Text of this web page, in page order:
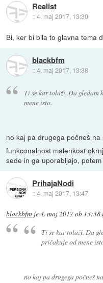
Realist
::4. maj 2017, 13:30
Bi, ker bi bila to glavna tema
blackbfm
::4. maj 2017, 13:38
Ti se kar tolaži. Da gledam
mene isto.
no kaj pa drugega počneš
funkconalnost malenkost
sede in ga uporabljajo,
PrihajaNodi
::4. maj 2017, 13:47
blackbfm je4. maj 2017 ob 13:38
Ti se kar tolaži. Da
pričakuje od mene
no kaj pa drugega počneš